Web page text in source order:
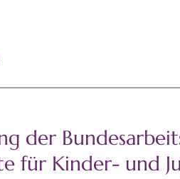
der
für Kinder- und